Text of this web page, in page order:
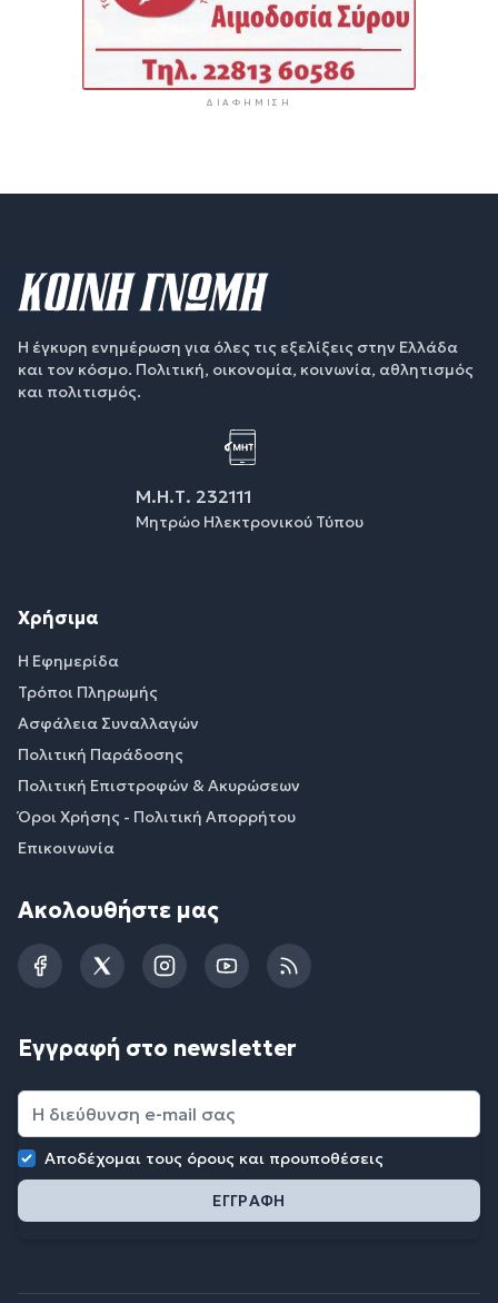
ΔΙΑΦΉΜΙΣΗ
Η έγκυρη ενημέρωση για όλες τις εξελίξεις στην Ελλάδα
και τον κόσμο. Πολιτική, οικονομία, κοινωνία, αθλητισμός
και πολιτισμός.
Μ.Η.Τ. 232111
Μητρώο Ηλεκτρονικού Τύπου
Χρήσιμα
Η Εφημερίδα
Τρόποι Πληρωμής
Ασφάλεια Συναλλαγών
Πολιτική Παράδοσης
Πολιτική Επιστροφών & Ακυρώσεων
Όροι Χρήσης - Πολιτική Απορρήτου
Επικοινωνία
Ακολουθήστε μας
FacebookTwitterInstagramYouTubeRSS
Εγγραφή στο newsletter
Αποδέχομαι τους όρους και προυποθέσεις